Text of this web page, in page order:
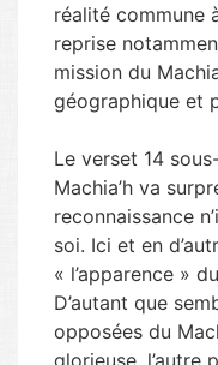
réalité commune
reprise
mission du
géographique et
Le verset 14
Machia’h va
reconnaissance
soi. Ici et en
« l’apparence »
D’autant que
opposées du
glorieuse, l’autre